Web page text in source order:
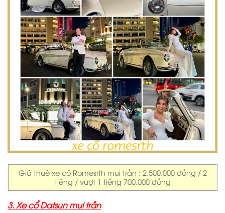
Giá thuê xe cổ Romesrth mui trần : 2.500.000 đồng / 2
tiếng / vượt 1 tiếng 700.000 đồng
3. Xe cổ Datsun mui trần